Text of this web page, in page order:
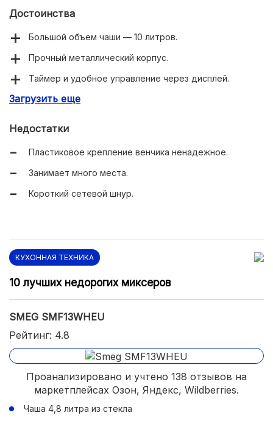
Достоинства
Большой объем чаши — 10 литров.
Прочный металлический корпус.
Таймер и удобное управление через дисплей.
Стабильность на поверхности благодаря
Чашу можно мыть в посудомоечной машине.
Загрузить еще
Недостатки
Пластиковое крепление венчика ненадежное.
Занимает много места.
Короткий сетевой шнур.
КУХОННАЯ ТЕХНИКА
10 лучших недорогих миксеров
SMEG SMF13WHEU
Рейтинг: 4.8
Проанализировано и учтено 138 отзывов на
маркетплейсах Озон, Яндекс, Wildberries.
Чаша 4,8 литра из стекла